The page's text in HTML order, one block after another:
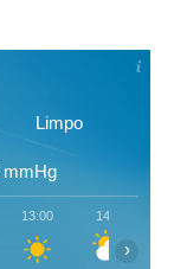
Limpo
mmHg
13:00 14:00
›